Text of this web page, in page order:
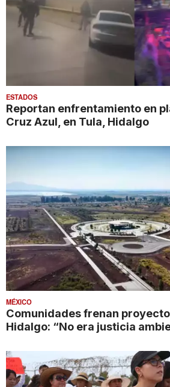
ESTADOS
Reportan enfrentamiento en
Cruz Azul, en Tula, Hidalgo
MÉXICO
Comunidades frenan
Hidalgo: “No era justicia